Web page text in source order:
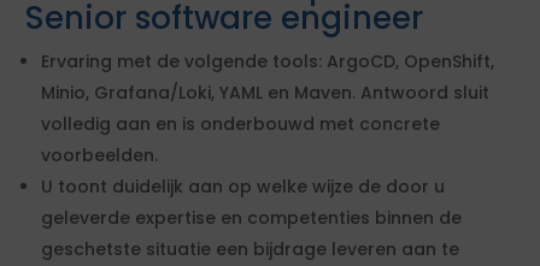
Senior software engineer
Ervaring met de volgende tools: ArgoCD, OpenShift,
Minio, Grafana/Loki, YAML en Maven. Antwoord sluit
volledig aan en is onderbouwd met concrete
voorbeelden.
U toont duidelijk aan op welke wijze de door u
geleverde expertise en competenties binnen de
geschetste situatie een bijdrage leveren aan te